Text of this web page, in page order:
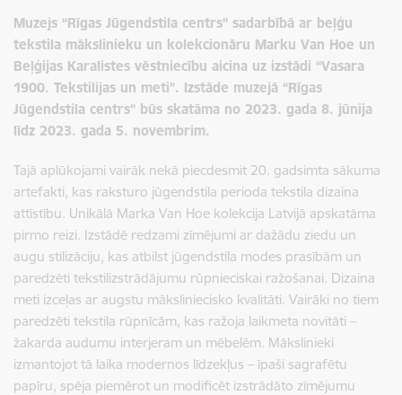
Muzejs “Rīgas Jūgendstila centrs” sadarbībā ar beļģu
tekstila mākslinieku un kolekcionāru Marku Van Hoe un
Beļģijas Karalistes vēstniecību aicina uz izstādi “Vasara
1900. Tekstilijas un meti”. Izstāde muzejā “Rīgas
Jūgendstila centrs” būs skatāma no 2023. gada 8. jūnija
līdz 2023. gada 5. novembrim.
Tajā aplūkojami vairāk nekā piecdesmit 20. gadsimta sākuma
artefakti, kas raksturo jūgendstila perioda tekstila dizaina
attīstību. Unikālā Marka Van Hoe kolekcija Latvijā apskatāma
pirmo reizi. Izstādē redzami zīmējumi ar dažādu ziedu un
augu stilizāciju, kas atbilst jūgendstila modes prasībām un
paredzēti tekstilizstrādājumu rūpnieciskai ražošanai. Dizaina
meti izceļas ar augstu māksliniecisko kvalitāti. Vairāki no tiem
paredzēti tekstila rūpnīcām, kas ražoja laikmeta novitāti –
žakarda audumu interjeram un mēbelēm. Mākslinieki
izmantojot tā laika modernos līdzekļus – īpaši sagrafētu
papīru, spēja piemērot un modificēt izstrādāto zīmējumu